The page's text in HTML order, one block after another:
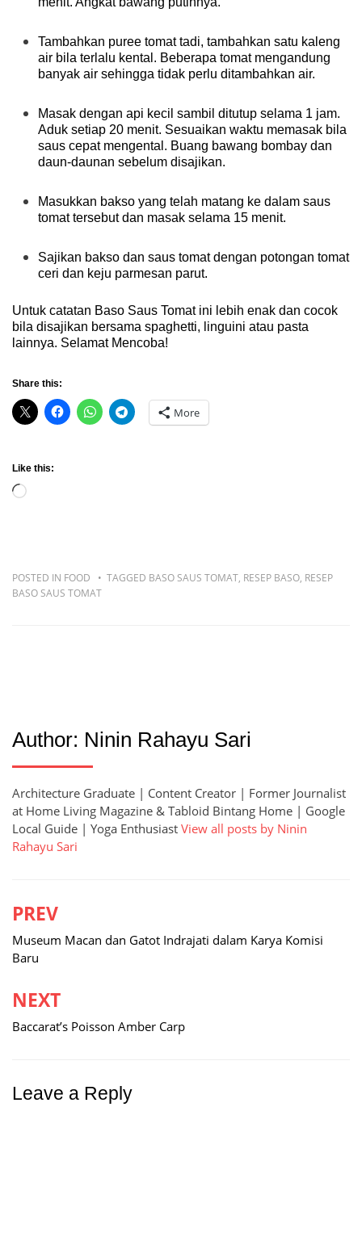
Tambahkan puree tomat tadi, tambahkan satu kaleng
air bila terlalu kental. Beberapa tomat mengandung
banyak air sehingga tidak perlu ditambahkan air.
Masak dengan api kecil sambil ditutup selama 1 jam.
Aduk setiap 20 menit. Sesuaikan waktu memasak bila
saus cepat mengental. Buang bawang bombay dan
daun-daunan sebelum disajikan.
Masukkan bakso yang telah matang ke dalam saus
tomat tersebut dan masak selama 15 menit.
Sajikan bakso dan saus tomat dengan potongan tomat
ceri dan keju parmesan parut.
Untuk catatan Baso Saus Tomat ini lebih enak dan cocok
bila disajikan bersama spaghetti, linguini atau pasta
lainnya. Selamat Mencoba!
Share this:
More
Like this:
Loading…
POSTED IN FOOD TAGGED BASO SAUS TOMAT, RESEP BASO, RESEP
BASO SAUS TOMAT
Author: Ninin Rahayu Sari
Architecture Graduate | Content Creator | Former Journalist
at Home Living Magazine & Tabloid Bintang Home | Google
Local Guide | Yoga Enthusiast View all posts by Ninin
Rahayu Sari
Post
navigation
PREV
Museum Macan dan Gatot Indrajati dalam Karya Komisi
Baru
NEXT
Baccarat’s Poisson Amber Carp
Leave a Reply